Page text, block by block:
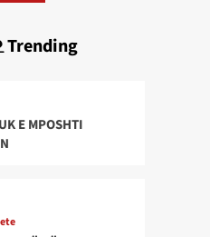
Trending
E MPOSHTI